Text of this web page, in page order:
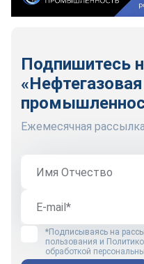
Подпишитесь
«Нефтегазовая
Ежемесячная
*Подписываясь на
пользования и
обработкой